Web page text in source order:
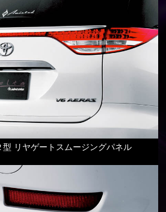
リヤゲートスムージングパネル